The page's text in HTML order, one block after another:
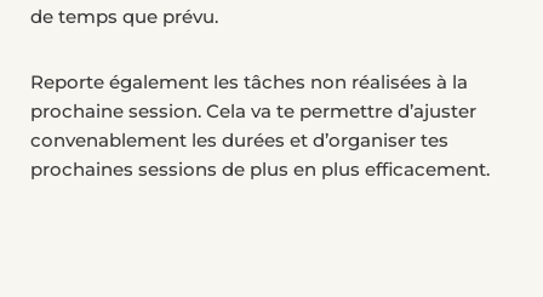
de temps que prévu.
Reporte également les tâches non réalisées à la
prochaine session. Cela va te permettre d’ajuster
convenablement les durées et d’organiser tes
prochaines sessions de plus en plus efficacement.